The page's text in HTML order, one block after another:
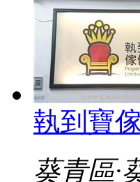
執到寶
葵青區·